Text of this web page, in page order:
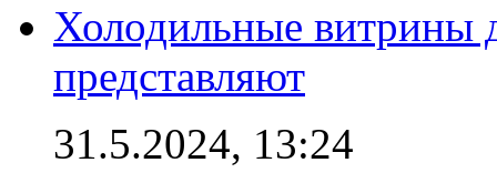
Холодильные витрины
представляют
31.5.2024, 13:24